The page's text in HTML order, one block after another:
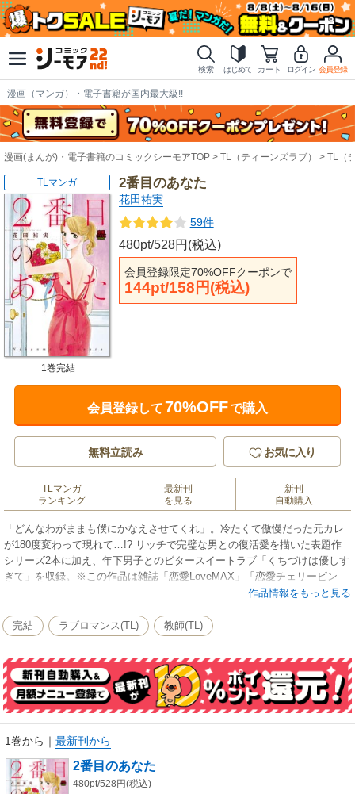
検索 はじめて カート ログイン 会員登録
漫画（マンガ）・電子書籍が国内最大級!!
漫画(まんが)・電子書籍のコミックシーモアTOP TL（ティーンズラブ） TL（
2番目のあなた
花田祐実
59件
480pt/528円(税込)
会員登録限定70%OFFクーポンで
144pt/158円(税込)
TLマンガ
1巻完結
会員登録して70%OFFで購入
無料立読み お気に入り
TLマンガ
ランキング
最新刊
を見る
新刊
自動購入
「どんなわがままも僕にかなえさせてくれ」。冷たくて傲慢だった元カレ
が180度変わって現れて…!? リッチで完璧な男との復活愛を描いた表題作
シリーズ2本に加え、年下男子とのビタースイートラブ「くちづけは優しす
ぎて」を収録。※この作品は雑誌「恋愛LoveMAX」「恋愛チェリーピン
ク」に掲載されたものを再編集したものです。デジタル配信版の雑誌「恋
内容が重複する場合がございますので、ご注意ください。
作品情報をもっと見る
完結 ラブロマンス(TL) 教師(TL)
1巻から ｜ 最新刊から
2番目のあなた
480pt/528円(税込)